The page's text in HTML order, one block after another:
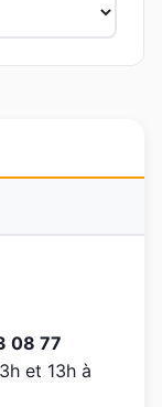
08 77
et 13h à